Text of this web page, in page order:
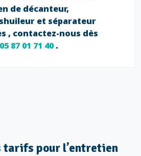
de décanteur,
et séparateur
, contactez-nous dès
05 87 01 71 40.
tarifs pour l’entretien